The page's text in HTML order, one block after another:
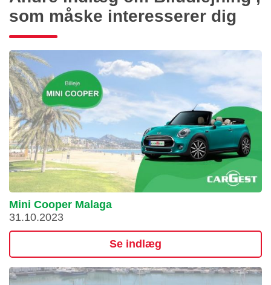
som måske interesserer dig
Mini Cooper Malaga
31.10.2023
Se indlæg